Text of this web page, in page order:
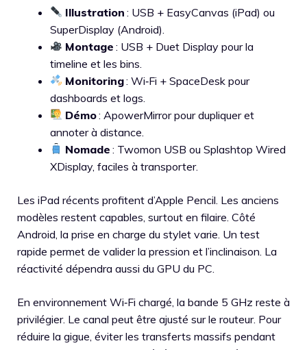
Illustration : USB + EasyCanvas (iPad) ou
SuperDisplay (Android).
Montage : USB + Duet Display pour la
timeline et les bins.
Monitoring: Wi‑Fi + SpaceDesk pour
dashboards et logs.
Démo: ApowerMirror pour dupliquer et
annoter à distance.
Nomade : Twomon USB ou Splashtop Wired
XDisplay, faciles à transporter.
Les iPad récents profitent d’Apple Pencil. Les anciens
modèles restent capables, surtout en filaire. Côté
Android, la prise en charge du stylet varie. Un test
rapide permet de valider la pression et l’inclinaison. La
réactivité dépendra aussi du GPU du PC.
En environnement Wi‑Fi chargé, la bande 5 GHz reste à
privilégier. Le canal peut être ajusté sur le routeur. Pour
réduire la gigue, éviter les transferts massifs pendant